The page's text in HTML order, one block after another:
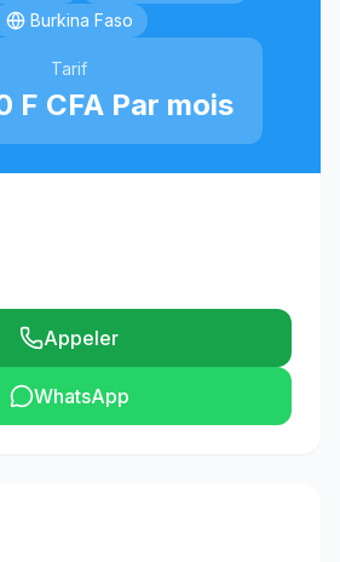
Burkina Faso
Tarif
F CFA Par mois
Appeler
WhatsApp